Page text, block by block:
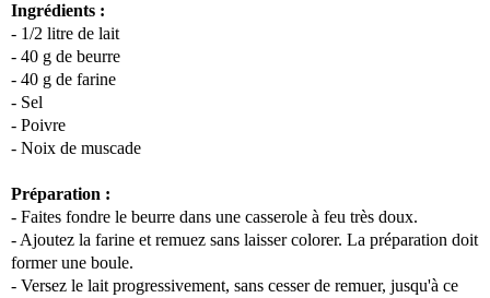
Ingrédients :
- 1/2 litre de lait
- 40 g de beurre
- 40 g de farine
- Sel
- Poivre
- Noix de muscade
Préparation :
- Faites fondre le beurre dans une casserole à feu très doux.
- Ajoutez la farine et remuez sans laisser colorer. La préparation doit
former une boule.
- Versez le lait progressivement, sans cesser de remuer, jusqu'à ce